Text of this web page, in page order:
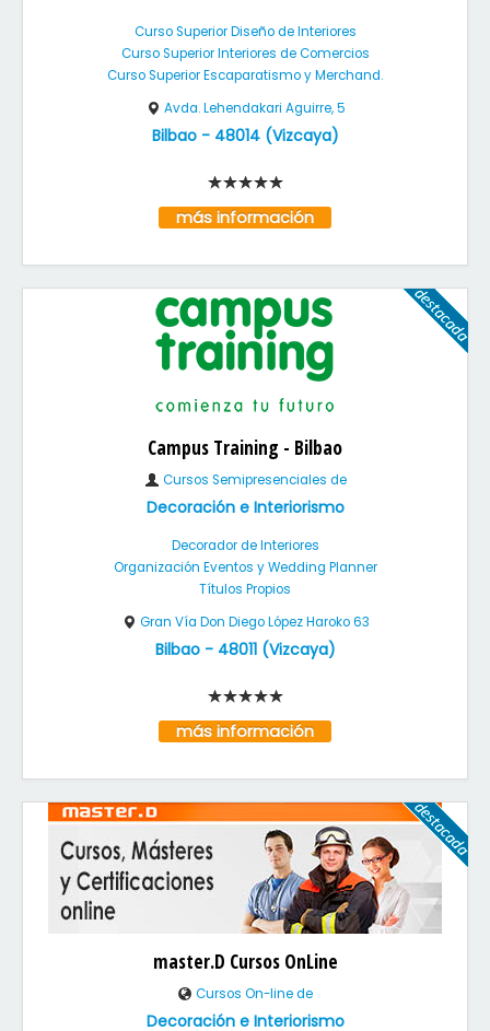
Curso Superior Diseño de Interiores
Curso Superior Interiores de Comercios
Curso Superior Escaparatismo y Merchand.
Avda. Lehendakari Aguirre, 5
Bilbao- 48014(Vizcaya)
más información
Campus Training - Bilbao
Cursos Semipresenciales de
Decoración e Interiorismo
Decorador de Interiores
Organización Eventos y Wedding Planner
Títulos Propios
Gran Vía Don Diego López Haroko 63
Bilbao- 48011(Vizcaya)
más información
master.D Cursos OnLine
Cursos On-line de
Decoración e Interiorismo